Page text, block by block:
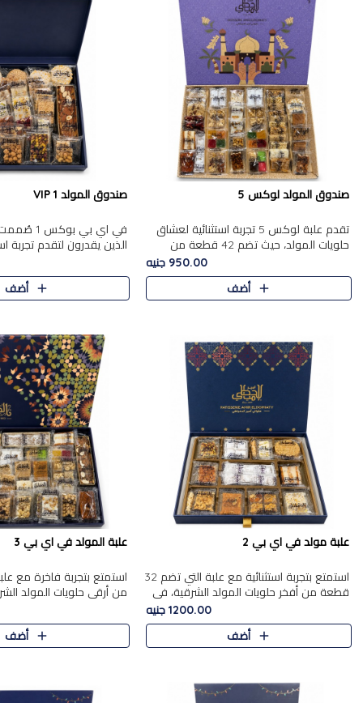
صندوق المولد لوكس 5
تقدم علبة لوكس 5 تجربة استثنائية لعشاق
حلويات المولد، حيث تضم 42 قطعة من
تشكيلة فاخرة تجمع بين أشهر الأصناف
التقليدية وأصناف مميزة مختارة بع..
950.00 جنيه
أضف
صندوق المولد VIP 1
في اي بي
الذين يقدرون لتقدم تجربة
تجمع بين أفخر حلويات
تشكيلة مختارة من الأصناف
أضف
علبة مولد في اي بي 2
استمتع بتجربة استثنائية مع علبة التي تضم 32
قطعة من أفخر حلويات المولد الشرقية، في
تشكيلة تجمع بين الأصالة والاختيارات الفاخرة.
تحتوي العلبة..
1200.00 جنيه
أضف
علبة المولد في اي بي 3
من أرقى حلويات المولد
تجمع بين الأصناف
والاختيارات الغنية بالم..
أضف